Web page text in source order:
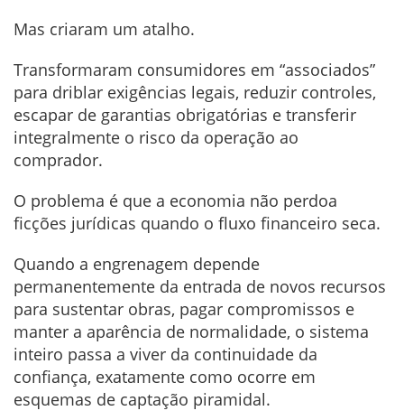
Mas criaram um atalho.
Transformaram consumidores em “associados”
para driblar exigências legais, reduzir controles,
escapar de garantias obrigatórias e transferir
integralmente o risco da operação ao
comprador.
O problema é que a economia não perdoa
ficções jurídicas quando o fluxo financeiro seca.
Quando a engrenagem depende
permanentemente da entrada de novos recursos
para sustentar obras, pagar compromissos e
manter a aparência de normalidade, o sistema
inteiro passa a viver da continuidade da
confiança, exatamente como ocorre em
esquemas de captação piramidal.